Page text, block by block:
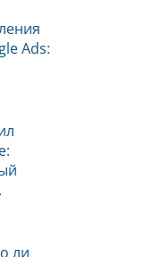
Ads:
ли